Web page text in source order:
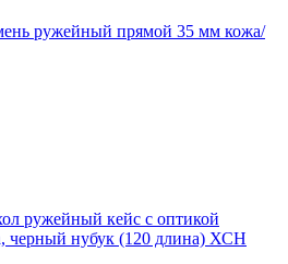
ружейный прямой 35 мм кожа/
ружейный кейс с оптикой
черный нубук (120 длина) ХСН